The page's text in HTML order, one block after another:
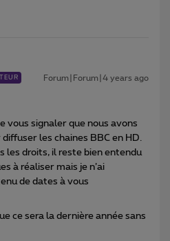
Forum|Forum|4 years ago
vous signaler que nous avons
les chaines BBC en HD.
les droits, il reste bien entendu
à réaliser mais je n’ai
de dates à vous
ce sera la dernière année sans